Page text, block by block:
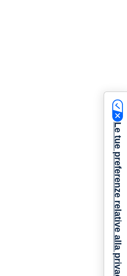
Le tue preferenze relative alla privacy